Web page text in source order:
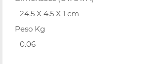
24.5 X 4.5 X 1 cm
Peso Kg
0.06